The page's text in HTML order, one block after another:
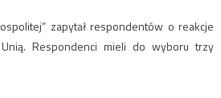
zapytał respondentów o reakcje
Respondenci mieli do wyboru trzy